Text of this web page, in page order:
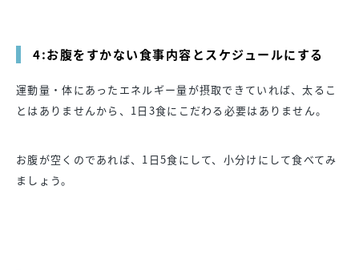
4:お腹をすかない食事内容とスケジュールにする
運動量・体にあったエネルギー量が摂取できていれば、太るこ
とはありませんから、1日3食にこだわる必要はありません。
お腹が空くのであれば、1日5食にして、小分けにして食べてみ
ましょう。